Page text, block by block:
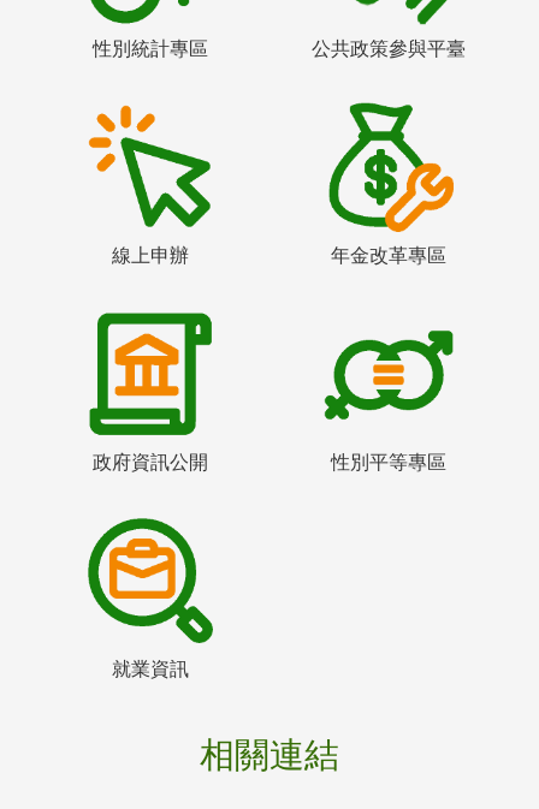
性別統計專區 公共政策參與平臺
線上申辦 年金改革專區
政府資訊公開 性別平等專區
就業資訊
相關連結